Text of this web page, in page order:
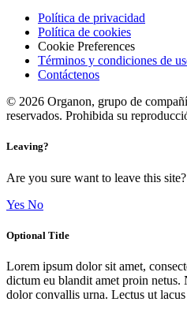
Política de privacidad
Política de cookies
Cookie Preferences
Términos y condiciones de
Contáctenos
© 2026 Organon, grupo de
reservados. Prohibida su
Leaving?
Are you sure want to leave this site?
Yes No
Optional Title
Lorem ipsum dolor sit amet,
dictum eu blandit amet proin
dolor convallis urna. Lectus ut